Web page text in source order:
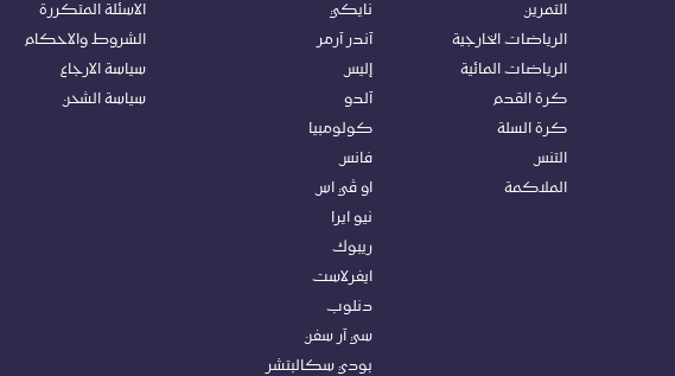
الاسئلة المتكررة
الشروطوالاحكام
سياسة الارجاع
سياسة الشحن
نايكي
آندر آرمر
إليس
آلدو
كولومبيا
فانس
او ڤي اس
نيو ايرا
ريبوك
ايفرلاست
دنلوب
سي آر سفن
بودي سكالبتشر
التمرين
الرياضات الخارجية
الرياضات المائية
كرة القدم
كرة السلة
التنس
الملاكمة